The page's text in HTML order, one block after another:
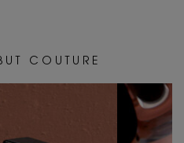
T C O U T U R E